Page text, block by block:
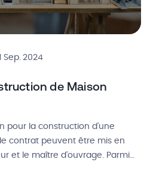
Sep. 2024
de Maison
pour la construction d’une
contrat peuvent être mis en
et le maître d’ouvrage. Parmi